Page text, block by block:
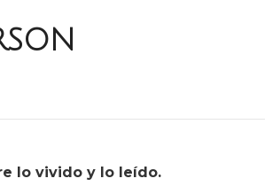
lo vivido y lo leído.